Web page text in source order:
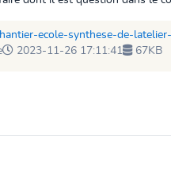
ecole-synthese-de-
2023-11-26 17:11:41 67KB